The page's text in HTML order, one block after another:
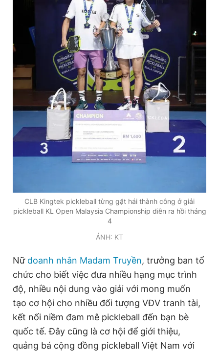
CLB Kingtek pickleball từng gặt hái thành công ở giải
pickleball KL Open Malaysia Championship diễn ra hồi tháng
4
ẢNH: KT
Nữ doanh nhân Madam Truyền, trưởng ban tổ
chức cho biết việc đưa nhiều hạng mục trình
độ, nhiều nội dung vào giải với mong muốn
tạo cơ hội cho nhiều đối tượng VĐV tranh tài,
kết nối niềm đam mê pickleball đến bạn bè
quốc tế. Đây cũng là cơ hội để giới thiệu,
quảng bá cộng đồng pickleball Việt Nam với